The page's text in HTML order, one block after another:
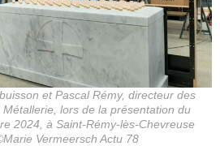
et Pascal Rémy, directeur des
lors de la présentation du
2024, à Saint-Rémy-lès-Chevreuse
Vermeersch Actu 78